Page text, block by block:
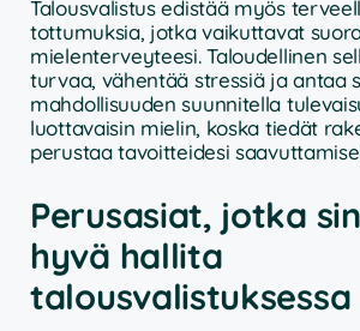
Talousvalistus edistää myös
tottumuksia, jotka vaikuttavat
mielenterveyteesi. Taloudellinen
turvaa, vähentää stressiä ja antaa
mahdollisuuden suunnitella
luottavaisin mielin, koska tiedät
perustaa tavoitteidesi
Perusasiat, jotka
hyvä hallita
talousvalistuksessa